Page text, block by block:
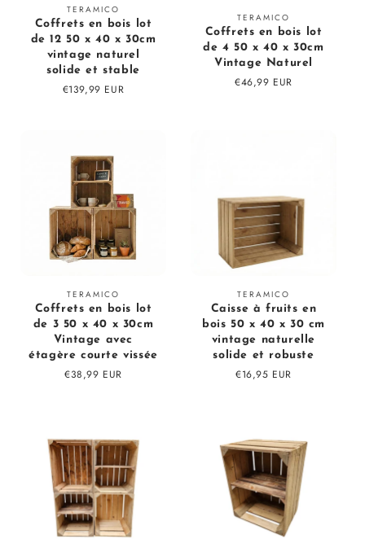
Fournisseur
:
TERAMICO
Coffrets en bois lot
de 12 50 x 40 x 30cm
vintage naturel
solide et stable
Prix
€139,99 EUR
Fournisseur
:
TERAMICO
Coffrets en bois lot
de 4 50 x 40 x 30cm
Vintage Naturel
Prix
€46,99 EUR
Fournisseur
:
TERAMICO
Coffrets en bois lot
de 3 50 x 40 x 30cm
Vintage avec
étagère courte vissée
Prix
€38,99 EUR
Fournisseur
:
TERAMICO
Caisse à fruits en
bois 50 x 40 x 30 cm
vintage naturelle
solide et robuste
Prix
€16,95 EUR